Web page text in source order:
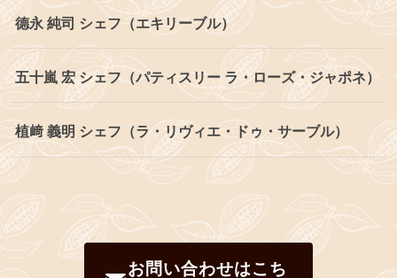
德永 純司 シェフ（エキリーブル）
五十嵐 宏 シェフ（パティスリー ラ・ローズ・ジャポネ）
植﨑 義明 シェフ（ラ・リヴィエ・ドゥ・サーブル）
お問い合わせはこち